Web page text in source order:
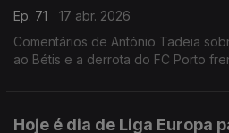
Ep. 71
17 abr. 2026
Comentários de António Tadeia
ao Bétis e a derrota do FC Porto
Hoje é dia de Liga Europa